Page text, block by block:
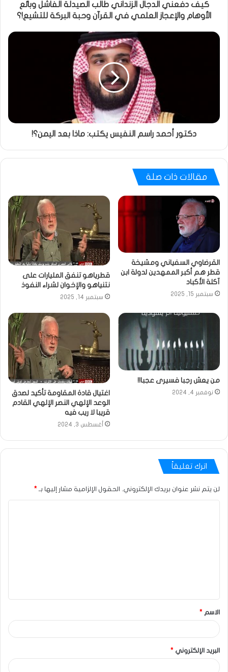
كيف دفعني الدجال الزنداني طالب الصيدلة الفاشل وبائع
الأوهام والإعجاز العلمي في القرآن وحبة البركة للتشيع!؟
دكتور أحمد راسم النفيس يكتب: ماذا بعد اليمن؟!
مقالات ذات صلة
القرضاوي السفياني ومشيخة
قطر هم أكبر الممهدين لدولة ابن
آكلة الأكباد
سبتمبر 15, 2025
قطرياهو تنفق المليارات على
نتنياهو والإخوان لشراء النفوذ
سبتمبر 14, 2025
من يعش رجبا فسيرى عجبا!!
نوفمبر 4, 2024
اغتيال قادة المقاومة تأكيد لصدق
الوعد الإلهي النصر الإلهي القادم
قريبا لا ريب فيه
أغسطس 3, 2024
اترك تعليقاً
لن يتم نشر عنوان بريدك الإلكتروني. الحقول الإلزامية مشار إليها بـ *
الاسم *
البريد الإلكتروني *